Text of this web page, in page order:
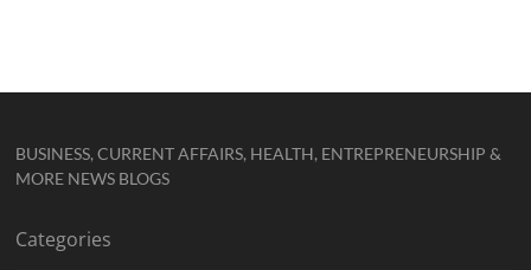
BUSINESS, CURRENT AFFAIRS, HEALTH, ENTREPRENEURSHIP &
MORE NEWS BLOGS
Categories